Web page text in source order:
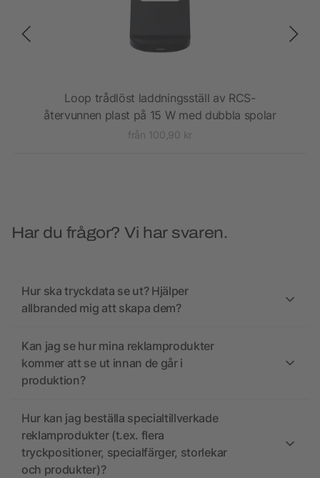
Loop trådlöst laddningsställ av RCS-
återvunnen plast på 15 W med dubbla spolar
från 100,90 kr
Har du frågor? Vi har svaren.
Hur ska tryckdata se ut? Hjälper
allbranded mig att skapa dem?
Kan jag se hur mina reklamprodukter
kommer att se ut innan de går i
produktion?
Hur kan jag beställa specialtillverkade
reklamprodukter (t.ex. flera
tryckpositioner, specialfärger, storlekar
och produkter)?